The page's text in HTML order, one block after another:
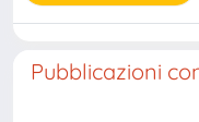
Pubblicazioni